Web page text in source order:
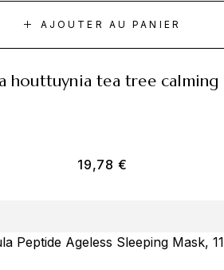
AJOUTER AU PANIER
houttuynia tea tree
19,78 €